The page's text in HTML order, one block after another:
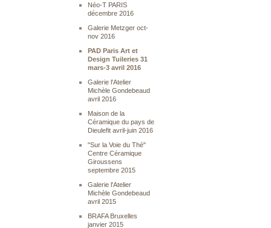
Néo-T PARIS
décembre 2016
Galerie Metzger oct-
nov 2016
PAD Paris Art et
Design Tuileries 31
mars-3 avril 2016
Galerie l'Atelier
Michèle Gondebeaud
avril 2016
Maison de la
Céramique du pays de
Dieulefit avril-juin 2016
"Sur la Voie du Thé"
Centre Céramique
Giroussens
septembre 2015
Galerie l'Atelier
Michèle Gondebeaud
avril 2015
BRAFA Bruxelles
janvier 2015